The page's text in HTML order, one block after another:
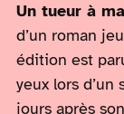
Un tueur à
d’un roman
édition est
yeux lors d’un
jours après